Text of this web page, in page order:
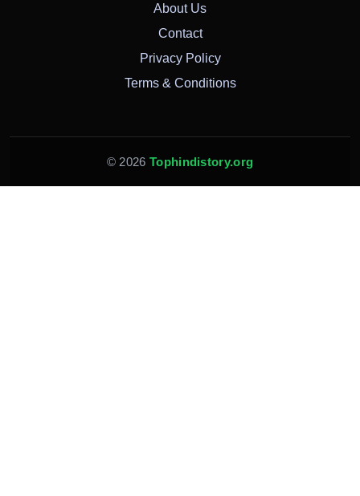
About Us
Contact
Privacy Policy
Terms & Conditions
© 2026 Tophindistory.org